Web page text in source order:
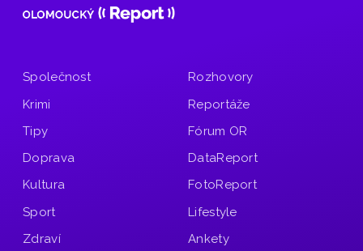
Společnost
Krimi
Tipy
Doprava
Kultura
Sport
Zdraví
Rozhovory
Reportáže
Fórum OR
DataReport
FotoReport
Lifestyle
Ankety